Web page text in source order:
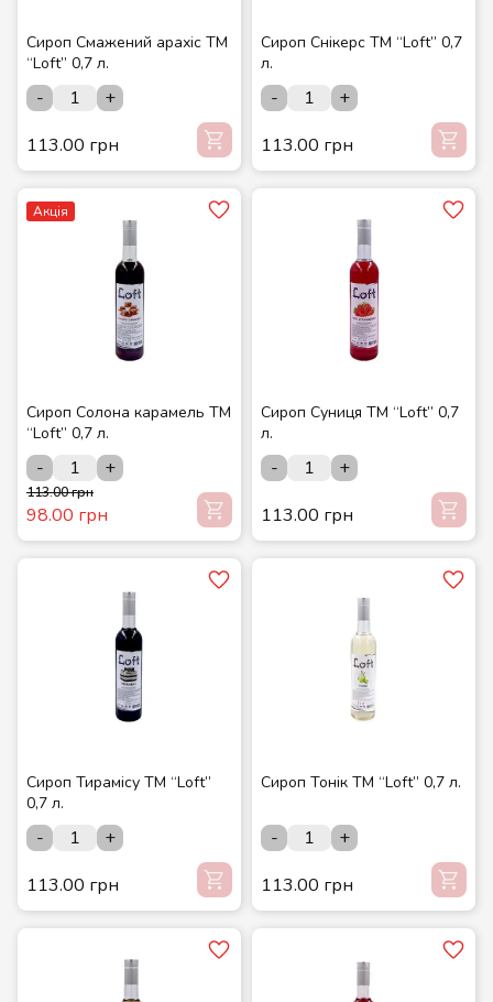
Сироп Смажений арахіс ТМ
“Loft” 0,7 л.
-
+
113.00 грн
Сироп Снікерс ТМ “Loft” 0,7
л.
-
+
113.00 грн
Акція
Сироп Солона карамель ТМ
“Loft” 0,7 л.
- +
113.00 грн
98.00 грн
Сироп Суниця ТМ “Loft” 0,7
л.
-
+
113.00 грн
Сироп Тирамісу ТМ “Loft”
0,7 л.
-
+
113.00 грн
Сироп Тонік ТМ “Loft” 0,7 л.
-
+
113.00 грн